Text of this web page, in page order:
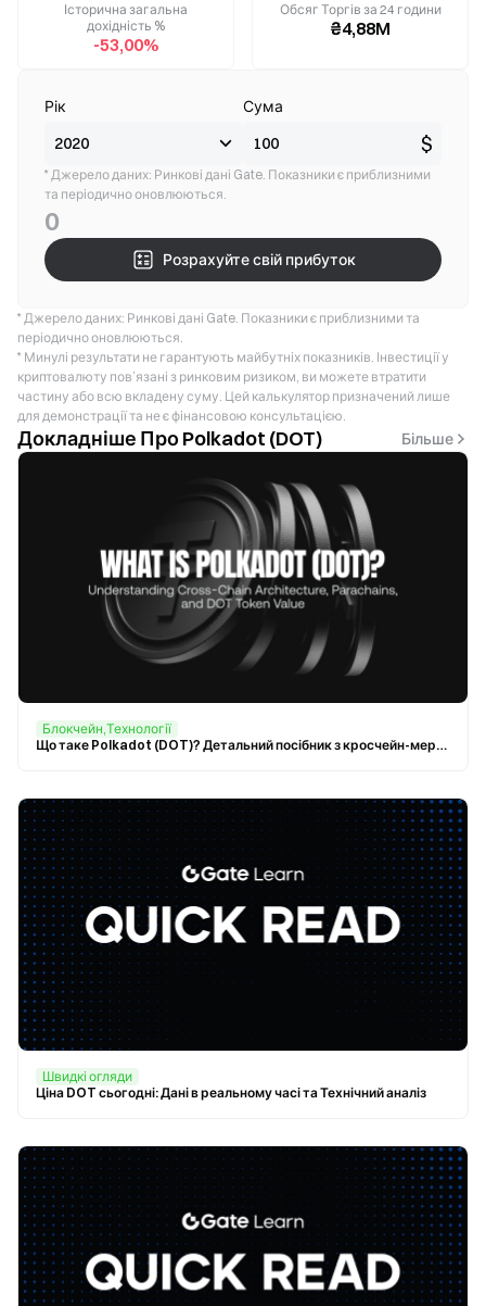
Історична загальна
дохідність %
-53,00%
Обсяг Торгів за 24 години
₴4,88M
Рік Сума
$
* Джерело даних: Ринкові дані Gate. Показники є приблизними
та періодично оновлюються.
0
Розрахуйте свій прибуток
* Джерело даних: Ринкові дані Gate. Показники є приблизними та
періодично оновлюються.
* Минулі результати не гарантують майбутніх показників. Інвестиції у
криптовалюту пов’язані з ринковим ризиком, ви можете втратити
частину або всю вкладену суму. Цей калькулятор призначений лише
для демонстрації та не є фінансовою консультацією.
Докладніше Про Polkadot (DOT) Більше
Блокчейн,Технології
Що таке Polkadot (DOT)? Детальний посібник з кросчейн-мереж, парачейнів і вартості токена DOT
Швидкі огляди
Ціна DOT сьогодні: Дані в реальному часі та Технічний аналіз